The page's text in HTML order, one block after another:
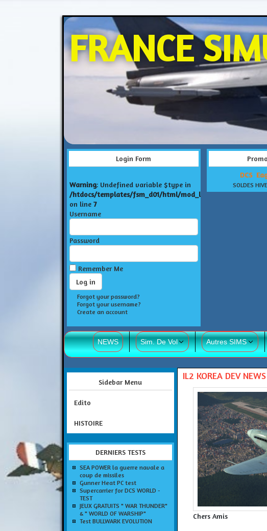
FRANCE
Login Form
Warning: Undefined variable $type in
/htdocs/templates/fsm_d01/html/mod_login/default.php
on line 7
Username
Password
Remember Me
Forgot your password?
Forgot your username?
Create an account
DCS
SOLDES
NEWS Sim. De Vol Autres SIMS
Sidebar Menu
Edito
HISTOIRE
DERNIERS TESTS
SEA POWER la guerre navale a
coup de missiles
Gunner Heat PC test
Supercarrier for DCS WORLD -
TEST
JEUX GRATUITS " WAR THUNDER"
& " WORLD OF WARSHIP"
Test BULLWARK EVOLUTION
IL2 KOREA DEV
Chers Amis